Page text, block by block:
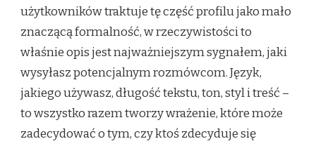
użytkowników traktuje tę część profilu jako mało
znaczącą formalność, w rzeczywistości to
właśnie opis jest najważniejszym sygnałem, jaki
wysyłasz potencjalnym rozmówcom. Język,
jakiego używasz, długość tekstu, ton, styl i treść –
to wszystko razem tworzy wrażenie, które może
zadecydować o tym, czy ktoś zdecyduje się